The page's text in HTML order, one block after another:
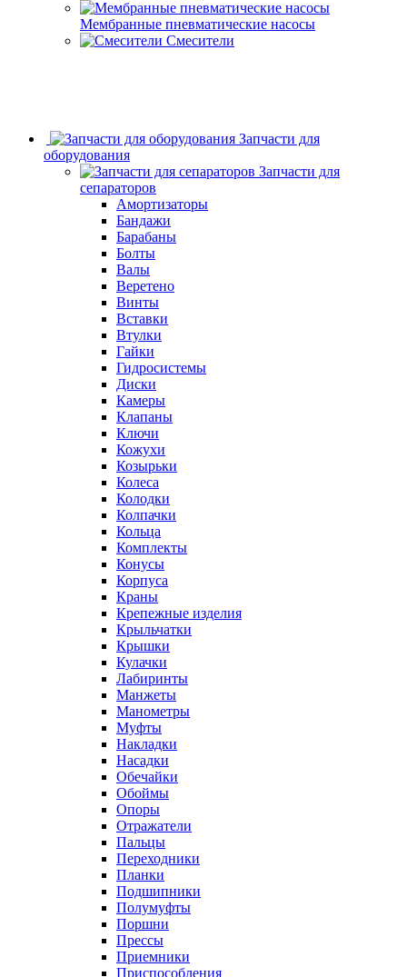
Мембранные пневматические насосы
Смесители
Запчасти для
оборудования
Запчасти для
сепараторов
Амортизаторы
Бандажи
Барабаны
Болты
Валы
Веретено
Винты
Вставки
Втулки
Гайки
Гидросистемы
Диски
Камеры
Клапаны
Ключи
Кожухи
Козырьки
Колеса
Колодки
Колпачки
Кольца
Комплекты
Конусы
Корпуса
Краны
Крепежные изделия
Крыльчатки
Крышки
Кулачки
Лабиринты
Манжеты
Манометры
Муфты
Накладки
Насадки
Обечайки
Обоймы
Опоры
Отражатели
Пальцы
Переходники
Планки
Подшипники
Полумуфты
Поршни
Прессы
Приемники
Приспособления